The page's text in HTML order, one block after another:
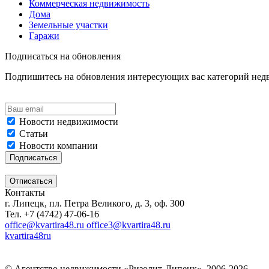
Коммерческая недвижимость
Дома
Земельные участки
Гаражи
Подписаться на обновления
Подпишитесь на обновления интересующих вас категорий
Новости недвижимости
Статьи
Новости компании
Контакты
г. Липецк, пл. Петра Великого, д. 3, оф. 300
Тел. +7 (4742) 47-06-16
office@kvartira48.ru office3@kvartira48.ru
kvartira48ru